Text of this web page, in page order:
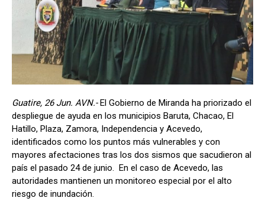
Guatire, 26 Jun. AVN.-El Gobierno de Miranda ha priorizado el
despliegue de ayuda en los municipios Baruta, Chacao, El
Hatillo, Plaza, Zamora, Independencia y Acevedo,
identificados como los puntos más vulnerables y con
mayores afectaciones tras los dos sismos que sacudieron al
país el pasado 24 de junio. En el caso de Acevedo, las
autoridades mantienen un monitoreo especial por el alto
riesgo de inundación.